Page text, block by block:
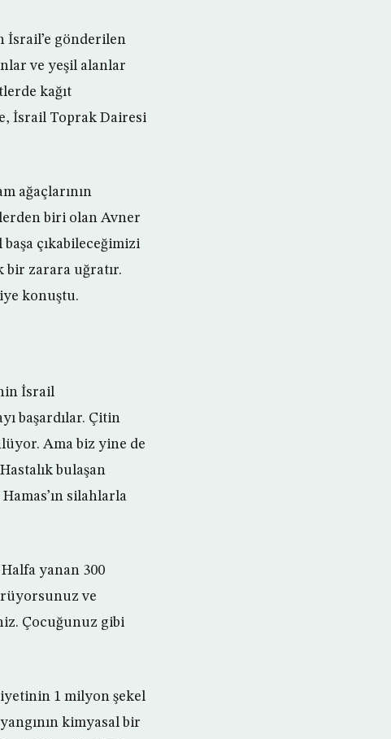
İsrail’e gönderilen
ve yeşil alanlar
kağıt
İsrail Toprak Dairesi
ağaçlarının
biri olan Avner
çıkabileceğimizi
bir zarara uğratır.
konuştu.
İsrail
başardılar. Çitin
Ama biz yine de
bulaşan
silahlarla
yanan 300
ve
Çocuğunuz gibi
1 milyon şekel
kimyasal bir